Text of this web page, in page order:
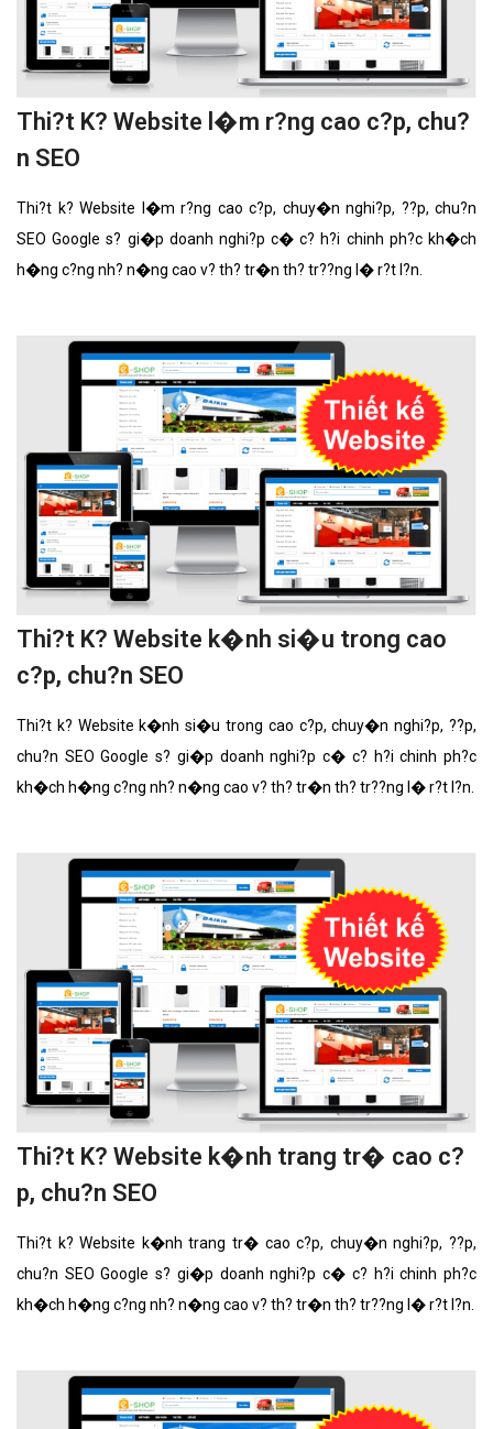
Thi?t K? Website l�m r?ng cao c?p, chu?
n SEO
Thi?t k? Website l�m r?ng cao c?p, chuy�n nghi?p, ??p, chu?n
SEO Google s? gi�p doanh nghi?p c� c? h?i chinh ph?c kh�ch
h�ng c?ng nh? n�ng cao v? th? tr�n th? tr??ng l� r?t l?n.
Thi?t K? Website k�nh si�u trong cao
c?p, chu?n SEO
Thi?t k? Website k�nh si�u trong cao c?p, chuy�n nghi?p, ??p,
chu?n SEO Google s? gi�p doanh nghi?p c� c? h?i chinh ph?c
kh�ch h�ng c?ng nh? n�ng cao v? th? tr�n th? tr??ng l� r?t l?n.
Thi?t K? Website k�nh trang tr� cao c?
p, chu?n SEO
Thi?t k? Website k�nh trang tr� cao c?p, chuy�n nghi?p, ??p,
chu?n SEO Google s? gi�p doanh nghi?p c� c? h?i chinh ph?c
kh�ch h�ng c?ng nh? n�ng cao v? th? tr�n th? tr??ng l� r?t l?n.